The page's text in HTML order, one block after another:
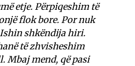
etje. Përpiqeshim të
flok bore. Por nuk
shkëndija hiri.
të zhvisheshim
Mbaj mend, që pasi